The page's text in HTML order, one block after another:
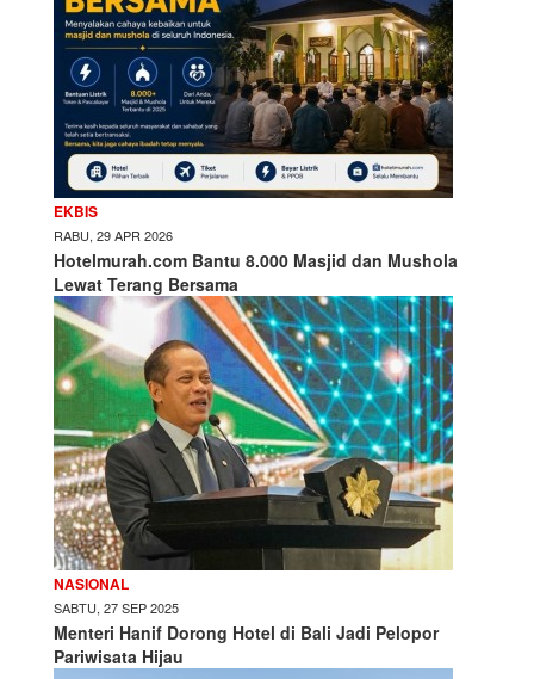
EKBIS
RABU, 29 APR 2026
Hotelmurah.com Bantu 8.000 Masjid dan Mushola
Lewat Terang Bersama
NASIONAL
SABTU, 27 SEP 2025
Menteri Hanif Dorong Hotel di Bali Jadi Pelopor
Pariwisata Hijau